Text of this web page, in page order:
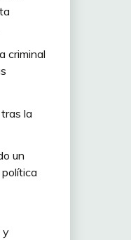
criminal
la
un
y